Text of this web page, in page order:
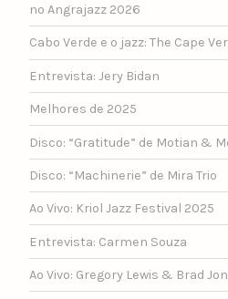
no Angrajazz 2026
Cabo Verde e o jazz: The Cape
Entrevista: Jery Bidan
Melhores de 2025
Disco: “Gratitude” de Motian &
Disco: “Machinerie” de Mira Trio
Ao Vivo: Kriol Jazz Festival 2025
Entrevista: Carmen Souza
Ao Vivo: Gregory Lewis & Brad